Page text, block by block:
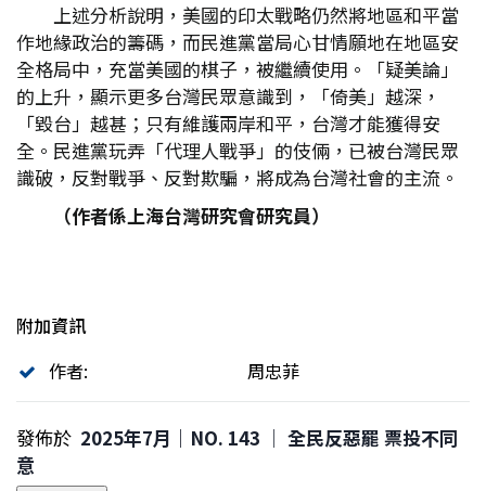
上述分析說明，美國的印太戰略仍然將地區和平當
作地緣政治的籌碼，而民進黨當局心甘情願地在地區安
全格局中，充當美國的棋子，被繼續使用。「疑美論」
的上升，顯示更多台灣民眾意識到，「倚美」越深，
「毀台」越甚；只有維護兩岸和平，台灣才能獲得安
全。民進黨玩弄「代理人戰爭」的伎倆，已被台灣民眾
識破，反對戰爭、反對欺騙，將成為台灣社會的主流。
（作者係上海台灣研究會研究員）
附加資訊
作者:
周忠菲
發佈於 2025年7月｜NO. 143 │ 全民反惡罷 票投不同
意